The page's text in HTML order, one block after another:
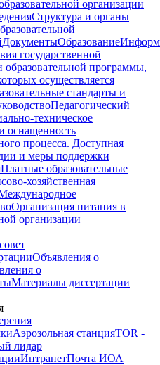
организации
Структура и органы
ДокументыОбразование
государственной
образовательной программы,
осуществляется
стандарты и
Педагогический
техническое
оснащенность
процесса. Доступная
и меры поддержки
Платные образовательные
хозяйственная
Организация питания в
организации
Объявления о
о
Материалы диссертации
Аэрозольная станцияTOR -
лидар
ИнтранетПочта ИОА